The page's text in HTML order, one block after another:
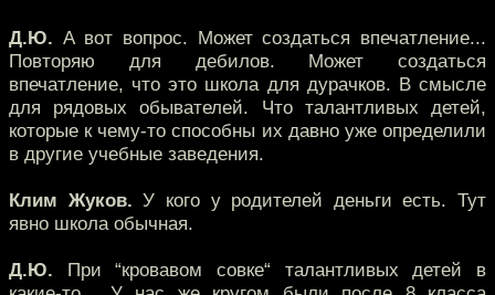
Д.Ю. А вот вопрос. Может создаться впечатление...
Повторяю для дебилов. Может создаться
впечатление, что это школа для дурачков. В смысле
для рядовых обывателей. Что талантливых детей,
которые к чему-то способны их давно уже определили
в другие учебные заведения.
Клим Жуков. У кого у родителей деньги есть. Тут
явно школа обычная.
Д.Ю. При “кровавом совке“ талантливых детей в